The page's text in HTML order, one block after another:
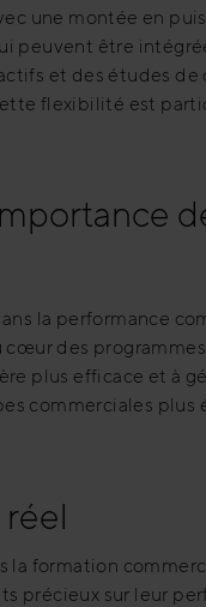
une montée en
peuvent être
et des études
flexibilité est
la performance
des
plus efficace et à
commerciales
formation
précieux sur leur